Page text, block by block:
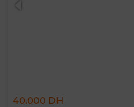
40.000 DH